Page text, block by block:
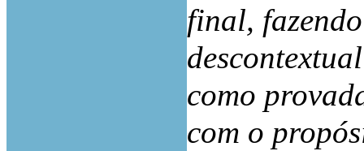
final,
como
com o